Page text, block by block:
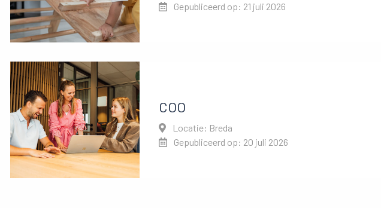
Gepubliceerd op: 21 juli 2026
COO
Locatie: Breda
Gepubliceerd op: 20 juli 2026